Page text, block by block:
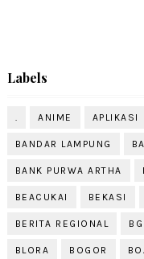
Labels
ANIME APLIKASI
BANDAR LAMPUNG
BANK PURWA ARTHA
BEACUKAI BEKASI
BERITA REGIONAL
BLORA BOGOR